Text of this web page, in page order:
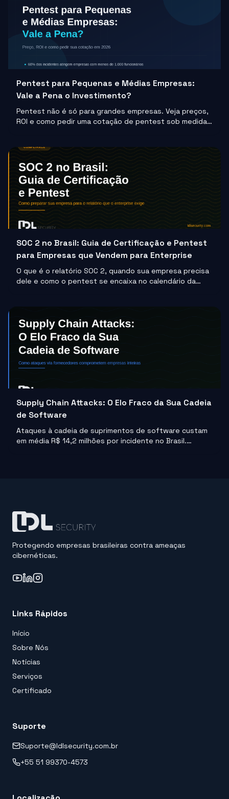
Pentest para Pequenas e Médias Empresas:
Vale a Pena o Investimento?
Pentest não é só para grandes empresas. Veja preços,
ROI e como pedir uma cotação de pentest sob medida
SOC 2 no Brasil: Guia de Certificação e Pentest
para Empresas que Vendem para Enterprise
O que é o relatório SOC 2, quando sua empresa precisa
dele e como o pentest se encaixa no calendário da
Supply Chain Attacks: O Elo Fraco da Sua Cadeia
de Software
Ataques à cadeia de suprimentos de software custam
em média R$ 14,2 milhões por incidente no Brasil.
Protegendo empresas brasileiras contra ameaças
cibernéticas.
Links Rápidos
Início
Sobre Nós
Notícias
Serviços
Certificado
Suporte
Suporte@ldlsecurity.com.br
+55 51 99370-4573